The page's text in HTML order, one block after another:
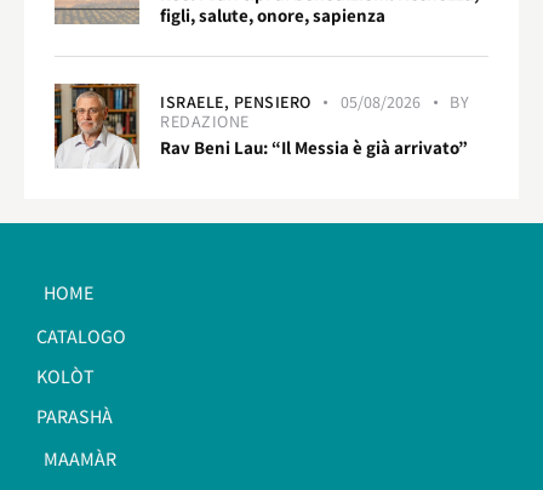
figli, salute, onore, sapienza
ISRAELE, PENSIERO 05/08/2026
BY
REDAZIONE
Rav Beni Lau: “Il Messia è già arrivato”
HOME
CATALOGO
KOLÒT
PARASHÀ
MAAMÀR